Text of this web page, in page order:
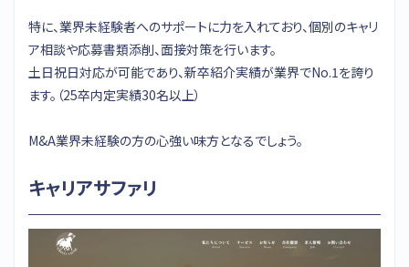
特に、業界未経験者へのサポートに力を入れており、個別のキャリ
ア相談や応募書類添削、面接対策を行います。
土日祝日対応が可能であり、新卒紹介実績が業界でNo.1を誇り
ます。（25卒内定実績30名以上）
M&A業界未経験の方の心強い味方となるでしょう。
キャリアサファリ